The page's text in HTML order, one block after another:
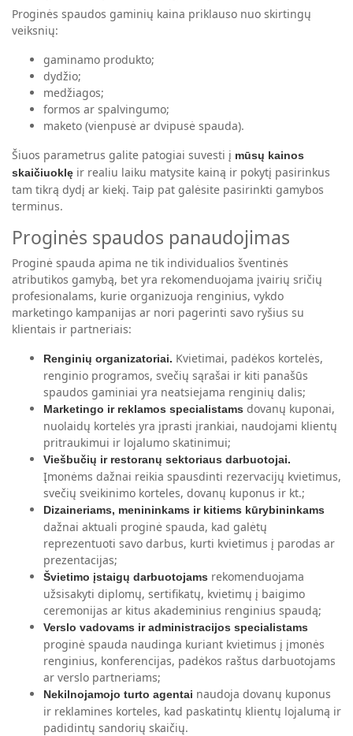
Proginės spaudos gaminių kaina priklauso nuo skirtingų
veiksnių:
gaminamo produkto;
dydžio;
medžiagos;
formos ar spalvingumo;
maketo (vienpusė ar dvipusė spauda).
Šiuos parametrus galite patogiai suvesti į mūsų kainos
skaičiuoklę ir realiu laiku matysite kainą ir pokytį pasirinkus
tam tikrą dydį ar kiekį. Taip pat galėsite pasirinkti gamybos
terminus.
Proginės spaudos panaudojimas
Proginė spauda apima ne tik individualios šventinės
atributikos gamybą, bet yra rekomenduojama įvairių sričių
profesionalams, kurie organizuoja renginius, vykdo
marketingo kampanijas ar nori pagerinti savo ryšius su
klientais ir partneriais:
Renginių organizatoriai. Kvietimai, padėkos kortelės,
renginio programos, svečių sąrašai ir kiti panašūs
spaudos gaminiai yra neatsiejama renginių dalis;
Marketingo ir reklamos specialistams dovanų kuponai,
nuolaidų kortelės yra įprasti įrankiai, naudojami klientų
pritraukimui ir lojalumo skatinimui;
Viešbučių ir restoranų sektoriaus darbuotojai.
Įmonėms dažnai reikia spausdinti rezervacijų kvietimus,
svečių sveikinimo korteles, dovanų kuponus ir kt.;
Dizaineriams, menininkams ir kitiems kūrybininkams
dažnai aktuali proginė spauda, kad galėtų
reprezentuoti savo darbus, kurti kvietimus į parodas ar
prezentacijas;
Švietimo įstaigų darbuotojams rekomenduojama
užsisakyti diplomų, sertifikatų, kvietimų į baigimo
ceremonijas ar kitus akademinius renginius spaudą;
Verslo vadovams ir administracijos specialistams
proginė spauda naudinga kuriant kvietimus į įmonės
renginius, konferencijas, padėkos raštus darbuotojams
ar verslo partneriams;
Nekilnojamojo turto agentai naudoja dovanų kuponus
ir reklamines korteles, kad paskatintų klientų lojalumą ir
padidintų sandorių skaičių.